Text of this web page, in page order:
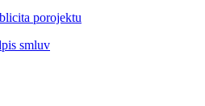
porojektu
smluv